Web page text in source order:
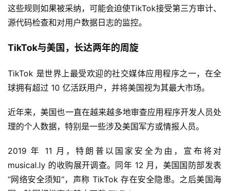
这些规则如果被采纳，可能会迫使TikTok接受第三方审计、
源代码检查和对用户数据日志的监控。
TikTok与美国，长达两年的周旋
TikTok 是世界上最受欢迎的社交媒体应用程序之一，在全
球拥有超过 10 亿活跃用户，并将美国视为其最大市场。
近年来，美国也一直在越来越多地审查应用程序开发人员处
理的个人数据，特别是一些涉及美国军方或情报人员。
2019 年 11 月，特朗普以国家安全为由，宣布将对
musical.ly 的收购展开调查。同年 12 月，美国国防部发表
“网络安全须知”，声称 TikTok 存在安全隐患。之后美国海